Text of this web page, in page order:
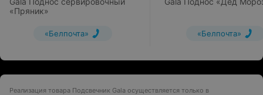
«Пряник»
«Белпочта» «Белпочта»
Реализация товара Подсвечник Gala осуществляется только в